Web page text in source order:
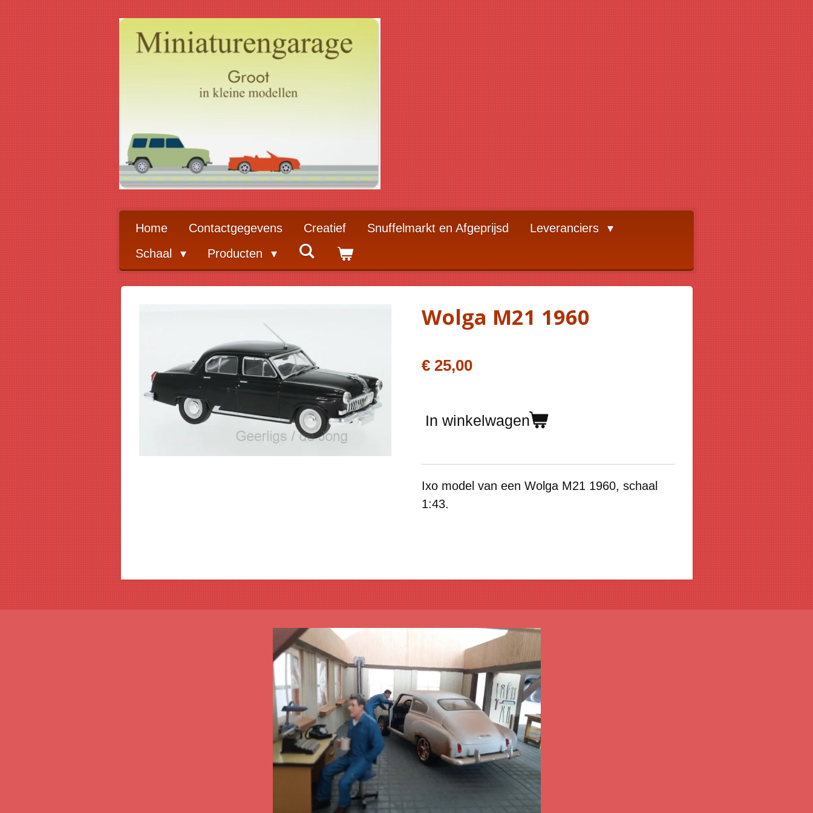
Home Contactgegevens Creatief Snuffelmarkt en Afgeprijsd
Leveranciers
Schaal
Producten
Wolga M21 1960
€ 25,00
In winkelwagen
Ixo model van een Wolga M21 1960, schaal
1:43.